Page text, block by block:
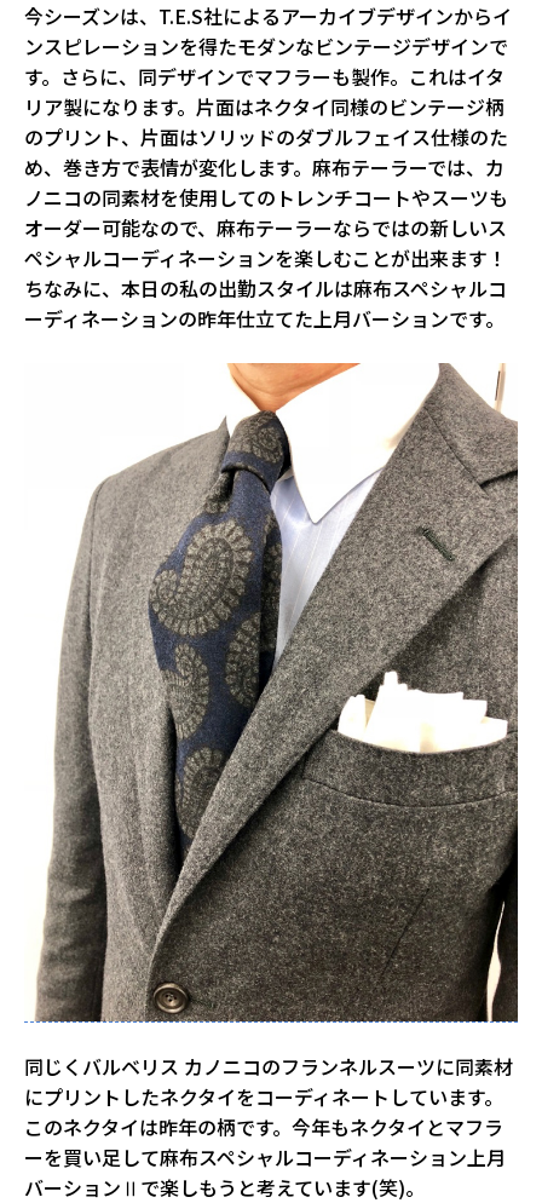
今シーズンは、T.E.S社によるアーカイブデザインからイ
ンスピレーションを得たモダンなビンテージデザインで
す。さらに、同デザインでマフラーも製作。これはイタ
リア製になります。片面はネクタイ同様のビンテージ柄
のプリント、片面はソリッドのダブルフェイス仕様のた
め、巻き方で表情が変化します。麻布テーラーでは、カ
ノニコの同素材を使用してのトレンチコートやスーツも
オーダー可能なので、麻布テーラーならではの新しいス
ペシャルコーディネーションを楽しむことが出来ます！
ちなみに、本日の私の出勤スタイルは麻布スペシャルコ
ーディネーションの昨年仕立てた上月バーションです。
同じくバルベリス カノニコのフランネルスーツに同素材
にプリントしたネクタイをコーディネートしています。
このネクタイは昨年の柄です。今年もネクタイとマフラ
ーを買い足して麻布スペシャルコーディネーション上月
バーションⅡで楽しもうと考えています(笑)。